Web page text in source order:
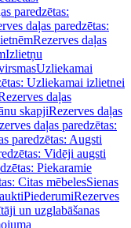
paredzētas:
daļas paredzētas:
Rezerves daļas
Izlietņu
Uzliekamai
Uzliekamai izlietnei
daļas
skapjiRezerves daļas
daļas paredzētas:
paredzētas: Augsti
Vidēji augsti
Piekaramie
Citas mēbelesSienas
PiederumiRezerves
un uzglabāšanas